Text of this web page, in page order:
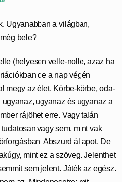
Ugyanabban a világban,
bele?
(helyesen velle-nolle, azaz ha
de a nap végén
megy az élet. Körbe-körbe, oda-
ugyanaz és ugyanaz a
rájöhet erre. Vagy talán
vagy sem, mint vak
Abszurd állapot. De
mint ez a szöveg. Jelenthet
sem jelent. Játék az egész.